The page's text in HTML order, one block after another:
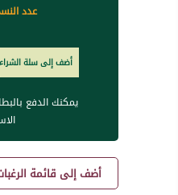
عدد
أضف إلى سلة الشراء
يمكنك الدفع
أضف إلى قائمة